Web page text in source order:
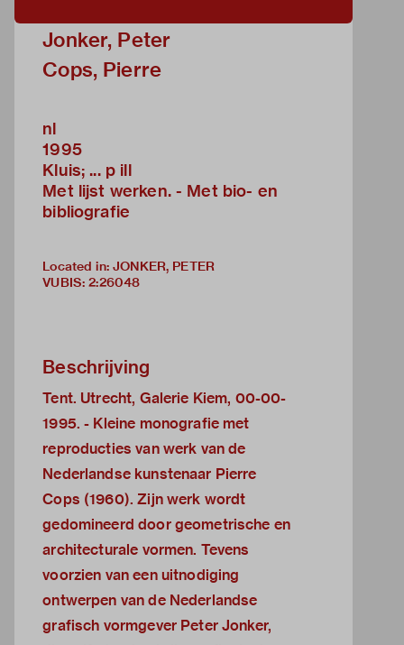
Jonker, Peter
Cops, Pierre
nl
1995
Kluis; ... p ill
Met lijst werken. - Met bio- en
bibliografie
Located in: JONKER, PETER
VUBIS: 2:26048
Beschrijving
Tent. Utrecht, Galerie Kiem, 00-00-
1995. - Kleine monografie met
reproducties van werk van de
Nederlandse kunstenaar Pierre
Cops (1960). Zijn werk wordt
gedomineerd door geometrische en
architecturale vormen. Tevens
voorzien van een uitnodiging
ontwerpen van de Nederlandse
grafisch vormgever Peter Jonker,